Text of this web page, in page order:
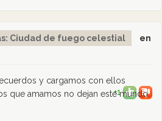
Ciudad de fuego celestial
en
y cargamos con ellos
que amamos no dejan este mundo.
+1